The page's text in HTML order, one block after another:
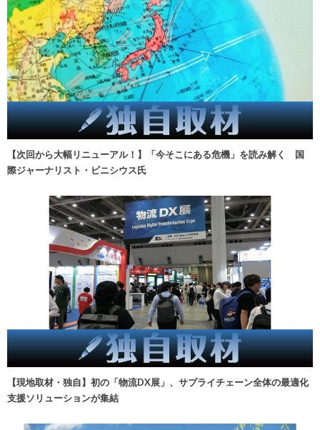
【次回から大幅リニューアル！】「今そこにある危機」を読み解く 国
際ジャーナリスト・ビニシウス氏
【現地取材・独自】初の「物流DX展」、サプライチェーン全体の最適化
支援ソリューションが集結